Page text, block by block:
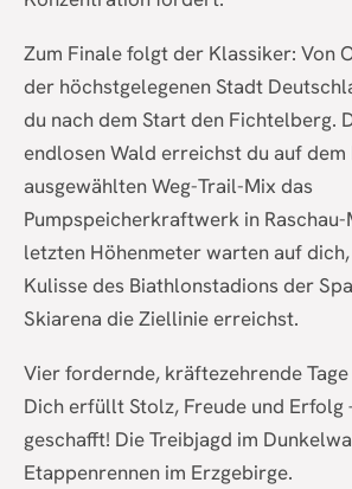
Zum Finale folgt der Klassiker: Von
der höchstgelegenen Stadt
du nach dem Start den Fichtelberg.
endlosen Wald erreichst du auf dem
ausgewählten Weg-Trail-Mix das
Pumpspeicherkraftwerk in
letzten Höhenmeter warten auf
Kulisse des Biathlonstadions der
Skiarena die Ziellinie erreichst.
Vier fordernde, kräftezehrende
Dich erfüllt Stolz, Freude und Erfolg
geschafft! Die Treibjagd im
Etappenrennen im Erzgebirge.